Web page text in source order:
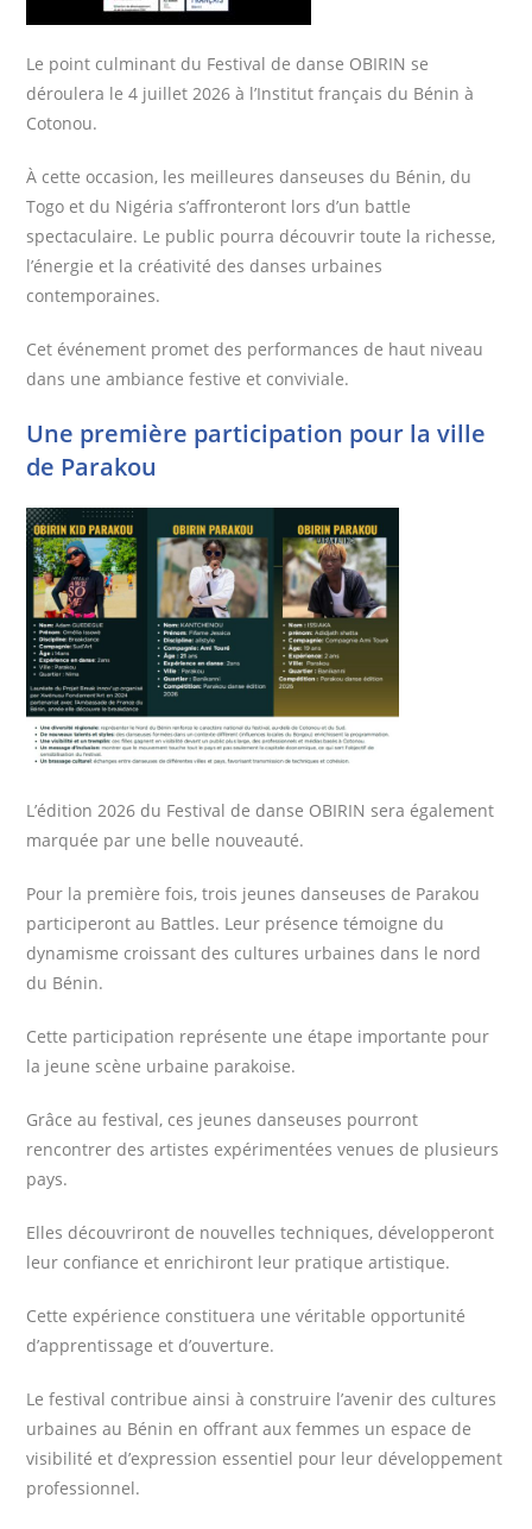
Le point culminant du Festival de danse OBIRIN se
déroulera le 4 juillet 2026 à l’Institut français du Bénin à
Cotonou.
À cette occasion, les meilleures danseuses du Bénin, du
Togo et du Nigéria s’affronteront lors d’un battle
spectaculaire. Le public pourra découvrir toute la richesse,
l’énergie et la créativité des danses urbaines
contemporaines.
Cet événement promet des performances de haut niveau
dans une ambiance festive et conviviale.
Une première participation pour la ville
de Parakou
L’édition 2026 du Festival de danse OBIRIN sera également
marquée par une belle nouveauté.
Pour la première fois, trois jeunes danseuses de Parakou
participeront au Battles. Leur présence témoigne du
dynamisme croissant des cultures urbaines dans le nord
du Bénin.
Cette participation représente une étape importante pour
la jeune scène urbaine parakoise.
Grâce au festival, ces jeunes danseuses pourront
rencontrer des artistes expérimentées venues de plusieurs
pays.
Elles découvriront de nouvelles techniques, développeront
leur confiance et enrichiront leur pratique artistique.
Cette expérience constituera une véritable opportunité
d’apprentissage et d’ouverture.
Le festival contribue ainsi à construire l’avenir des cultures
urbaines au Bénin en offrant aux femmes un espace de
visibilité et d’expression essentiel pour leur développement
professionnel.